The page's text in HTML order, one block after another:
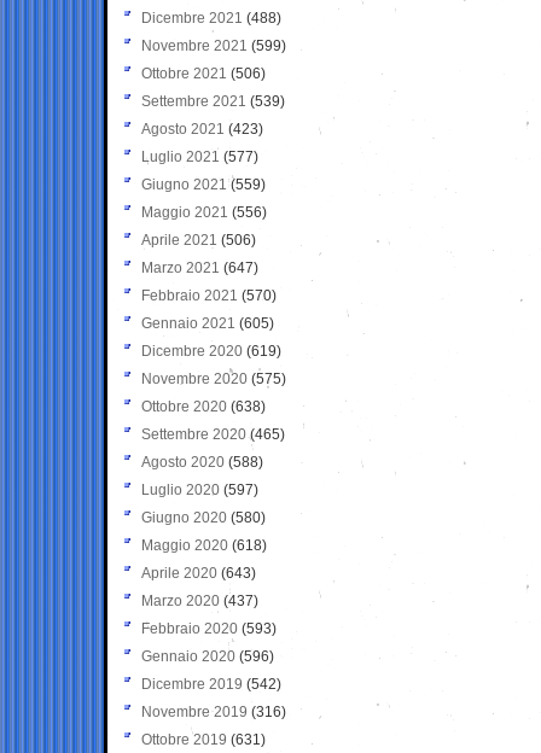
Dicembre 2021 (488)
Novembre 2021 (599)
Ottobre 2021 (506)
Settembre 2021 (539)
Agosto 2021 (423)
Luglio 2021 (577)
Giugno 2021(559)
Maggio 2021 (556)
Aprile 2021 (506)
Marzo 2021 (647)
Febbraio 2021 (570)
Gennaio 2021 (605)
Dicembre 2020 (619)
Novembre 2020 (575)
Ottobre 2020 (638)
Settembre 2020(465)
Agosto 2020 (588)
Luglio 2020 (597)
Giugno 2020 (580)
Maggio 2020 (618)
Aprile 2020 (643)
Marzo 2020 (437)
Febbraio 2020 (593)
Gennaio 2020 (596)
Dicembre 2019 (542)
Novembre 2019 (316)
Ottobre 2019 (631)